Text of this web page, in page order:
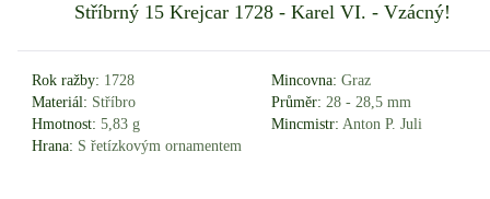
Stříbrný 15 Krejcar 1728 - Karel VI. - Vzácný!
Rok ražby: 1728 Mincovna: Graz
Materiál: Stříbro Průměr: 28 - 28,5 mm
Hmotnost: 5,83 g Mincmistr: Anton P. Juli
Hrana: S řetízkovým ornamentem